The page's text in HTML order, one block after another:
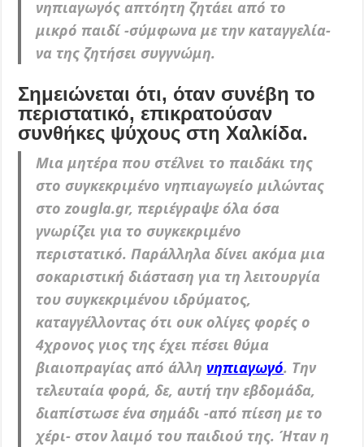
νηπιαγωγός απτόητη ζητάει από το
μικρό παιδί -σύμφωνα με την καταγγελία-
να της ζητήσει συγγνώμη.
Σημειώνεται ότι, όταν συνέβη το
περιστατικό, επικρατούσαν
συνθήκες ψύχους στη Χαλκίδα.
Μια μητέρα που στέλνει το παιδάκι της
στο συγκεκριμένο νηπιαγωγείο μιλώντας
στο zougla.gr, περιέγραψε όλα όσα
γνωρίζει για το συγκεκριμένο
περιστατικό. Παράλληλα δίνει ακόμα μια
σοκαριστική διάσταση για τη λειτουργία
του συγκεκριμένου ιδρύματος,
καταγγέλλοντας ότι ουκ ολίγες φορές ο
4χρονος γιος της έχει πέσει θύμα
βιαιοπραγίας από άλλη νηπιαγωγό. Την
τελευταία φορά, δε, αυτή την εβδομάδα,
διαπίστωσε ένα σημάδι -από πίεση με το
χέρι- στον λαιμό του παιδιού της. Ήταν η